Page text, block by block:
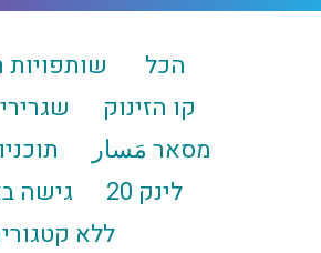
הכל
שותפויות
קו הזינוק
מסאר مَسار
לינק 20
גישה
ללא